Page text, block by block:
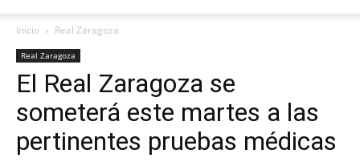
Inicio Real Zaragoza
Real Zaragoza
El Real Zaragoza se
someterá este martes a las
pertinentes pruebas médicas